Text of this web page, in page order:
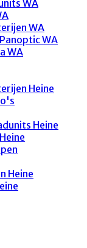
WA
WA
WA
WA
Heine
Heine
Heine